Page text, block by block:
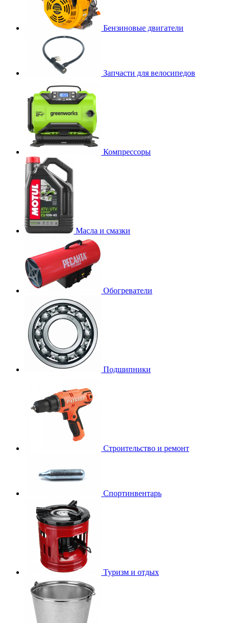
Бензиновые двигатели
Запчасти для велосипедов
Компрессоры
Масла и смазки
Обогреватели
Подшипники
Строительство и ремонт
Спортинвентарь
Туризм и отдых